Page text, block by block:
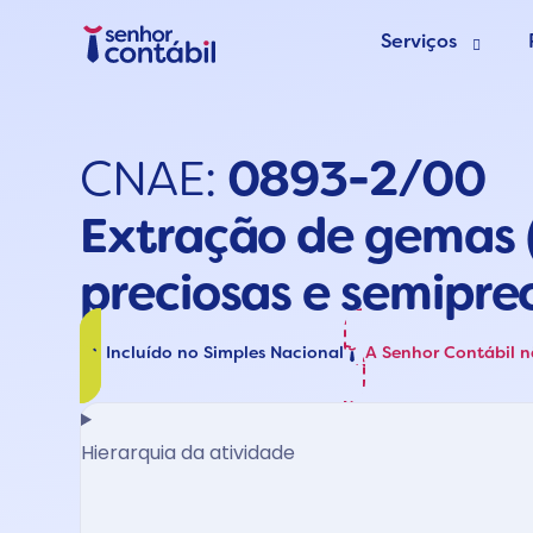
Serviços
Trocar de
Deixar de
CNAE: 0893-2/00
Extração de gemas
preciosas e
Incluído no Simples Nacional A Senhor Contábil
Hierarquia da atividade